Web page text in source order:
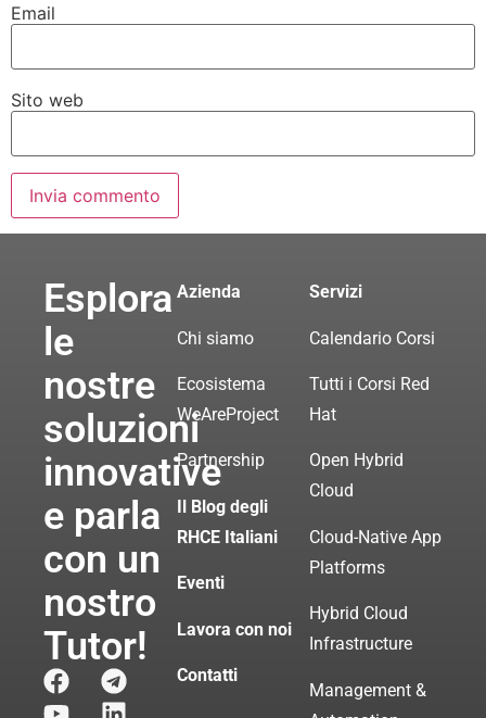
Email
Sito web
Esplora
le
nostre
soluzioni
innovative
e parla
con un
nostro
Tutor!
Azienda
Chi siamo
Ecosistema
WeAreProject
Partnership
Il Blog degli
RHCE Italiani
Eventi
Lavora con noi
Contatti
Servizi
Calendario Corsi
Tutti i Corsi Red
Hat
Open Hybrid
Cloud
Cloud-Native App
Platforms
Hybrid Cloud
Infrastructure
Management &